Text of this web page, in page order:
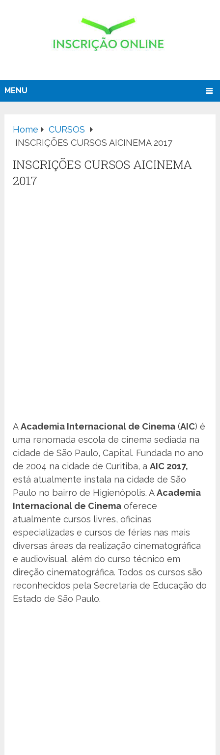
MENU
Home
CURSOS
INSCRIÇÕES CURSOS AICINEMA 2017
INSCRIÇÕES CURSOS AICINEMA
2017
AAcademia Internacional de Cinema (AIC) é
uma renomada escola de cinema sediada na
cidade de São Paulo, Capital. Fundada no ano
de 2004 na cidade de Curitiba, aAIC 2017,
está atualmente instala na cidade de São
Paulo no bairro de Higienópolis. AAcademia
Internacional de Cinema oferece
atualmente cursos livres, oficinas
especializadas e cursos de férias nas mais
diversas áreas da realização cinematográfica
e audiovisual, além do curso técnico em
direção cinematográfica. Todos os cursos são
reconhecidos pela Secretaria de Educação do
Estado de São Paulo.